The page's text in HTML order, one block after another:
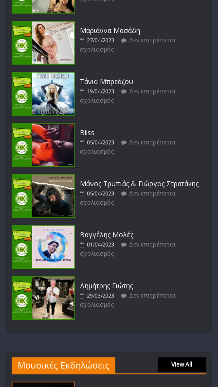
σχολιασμός
σχολιασμός
Μαριάννα Μασάδη
27/04/2023
Δεν επιτρέπεται
σχολιασμός
Τάνια Μπρεάζου
19/04/2023
Δεν επιτρέπεται
σχολιασμός
Bliss
05/04/2023
Δεν επιτρέπεται
σχολιασμός
Μάνος Τρυπιάς & Γιώργος Στρατάκης
05/04/2023
Δεν επιτρέπεται
σχολιασμός
Βαγγέλης Μολές
01/04/2023
Δεν επιτρέπεται
σχολιασμός
Δημήτρης Γιώτης
29/03/2023
Δεν επιτρέπεται
σχολιασμός
Μουσικές Εκδηλώσεις View All